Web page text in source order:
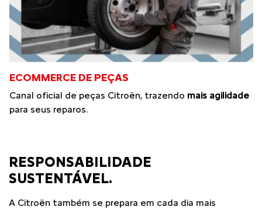
ECOMMERCE DE PEÇAS
Canal oficial de peças Citroën, trazendo mais agilidade
para seus reparos.
RESPONSABILIDADE
SUSTENTÁVEL.
A Citroën também se prepara em cada dia mais